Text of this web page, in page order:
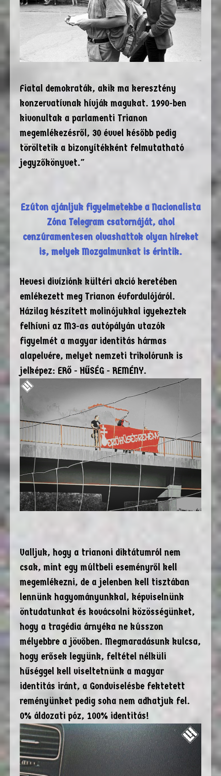
Fiatal demokraták, akik ma keresztény
konzervatívnak hívják magukat. 1990-ben
kivonultak a parlamenti Trianon
megemlékezésről, 30 évvel később pedig
töröltetik a bizonyítékként felmutatható
jegyzőkönyvet."
Ezúton ajánljuk figyelmetekbe a Nacionalista
Zóna Telegram csatornáját, ahol
cenzúramentesen olvashattok olyan híreket
is, melyek Mozgalmunkat is érintik.
Hevesi divíziónk kültéri akció keretében
emlékezett meg Trianon évfordulójáról.
Házilag készített molinójukkal igyekeztek
felhívni az M3-as autópályán utazók
figyelmét a magyar identitás hármas
alapelvére, melyet nemzeti trikolórunk is
jelképez: ERŐ - HŰSÉG - REMÉNY.
Valljuk, hogy a trianoni diktátumról nem
csak, mint egy múltbeli eseményről kell
megemlékezni, de a jelenben kell tisztában
lennünk hagyományunkkal, képviselnünk
öntudatunkat és kovácsolni közösségünket,
hogy a tragédia árnyéka ne kússzon
mélyebbre a jövőben. Megmaradásunk kulcsa,
hogy erősek legyünk, feltétel nélküli
hűséggel kell viseltetnünk a magyar
identitás iránt, a Gondviselésbe fektetett
reményünket pedig soha nem adhatjuk fel.
0% áldozati póz, 100% identitás!